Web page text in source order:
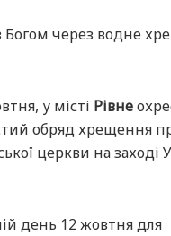
Богом через водне
у місті Рівне
обряд хрещення
церкви на заході
день 12 жовтня для